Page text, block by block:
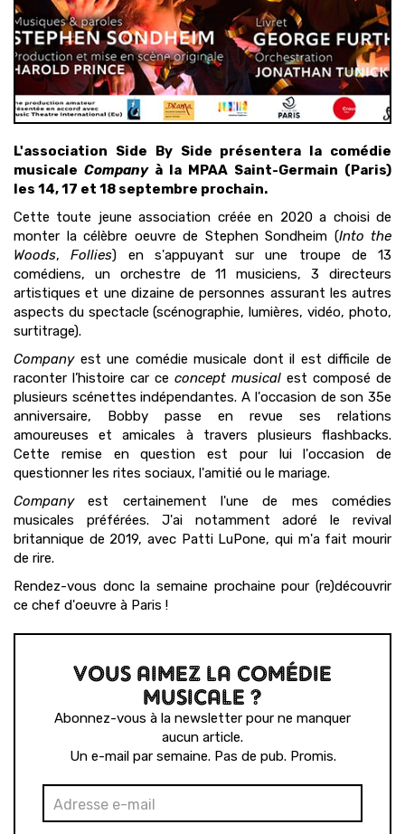
L'association Side By Side présentera la comédie
musicale Companyà la MPAA Saint-Germain (Paris)
les 14, 17 et 18 septembre prochain.
Cette toute jeune association créée en 2020 a choisi de
monter la célèbre oeuvre de Stephen Sondheim (Into the
Woods,Follies) en s'appuyant sur une troupe de 13
comédiens, un orchestre de 11 musiciens, 3 directeurs
artistiques et une dizaine de personnes assurant les autres
aspects du spectacle (scénographie, lumières, vidéo, photo,
surtitrage).
Companyest une comédie musicale dont il est difficile de
raconter l’histoire car ce concept musical est composé de
plusieurs scénettes indépendantes. A l'occasion de son 35e
anniversaire, Bobby passe en revue ses relations
amoureuses et amicales à travers plusieurs flashbacks.
Cette remise en question est pour lui l'occasion de
questionner les rites sociaux, l'amitié ou le mariage.
Companyest certainement l'une de mes comédies
musicales préférées. J'ai notamment adoré le revival
britannique de 2019, avec Patti LuPone, qui m'a fait mourir
de rire.
Rendez-vous donc la semaine prochaine pour (re)découvrir
ce chef d'oeuvre à Paris !
VOUS AIMEZ LA COMÉDIE
MUSICALE ?
Abonnez-vous à la newsletter pour ne manquer
aucun article.
Un e-mail par semaine. Pas de pub. Promis.